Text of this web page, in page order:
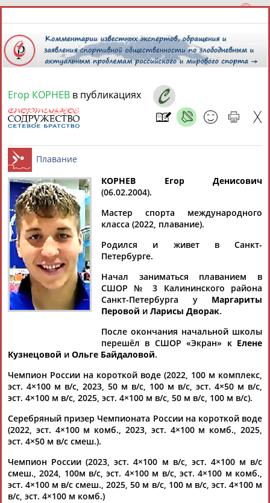
9 августа 2026 года,
СПОРТСМЕНЫ, ТРЕНЕРЫ И СПЕЦИАЛИСТЫ
Найдено: 13181персон Расширенный поиск
Аслаудин
АБАЕВ
Елена
АБАИМОВА
Мария
АБАКУМОВА
АБАСОВА
АБАЧАРАЕВ
АБАШИДЗЕ
Флюра
БУЛАТОВА
Татьяна
АББЯСОВА
Акжана
АБДИКАРИМОВА
Артур
АБДРАХМАНОВ
Егор КОРНЕВ в публикациях
Плавание
КОРНЕВ Егор Денисович
(06.02.2004).
Мастер спорта международного
класса (2022, плавание).
Родился и живет в Санкт-
Петербурге.
Начал заниматься плаванием в
СШОР № 3 Калининского района
Санкт-Петербурга у Маргариты
Перовой и Ларисы Дворак.
После окончания начальной школы
перешёл в СШОР «Экран» к Елене
Кузнецовой и Ольге Байдаловой.
Чемпион России на короткой воде (2022, 100 м комплекс,
эст. 4×100 м в/с, 2023, 50 м в/с, 100 м в/с, эст. 4×50 м в/с,
эст. 4×100 м в/с, 2025, эст. 4×100 м в/с, 50 м в/с, 100 м в/с).
Серебряный призер Чемпионата России на короткой воде
(2022, эст. 4×100 м комб., 2023, эст. 4×100 м комб., 2025,
эст. 4×50 м в/с смеш.).
Чемпион России (2023, эст. 4×100 м в/с, эст. 4×100 м в/с
смеш., 2024, 100м в/с, эст. 4×100 м в/с, эст. 4×100 м комб.,
эст. 4×100 м в/с смеш., 2025, 50 м в/с, 100 м в/с, эст. 4×100 м
в/с, эст. 4×100 м комб.)